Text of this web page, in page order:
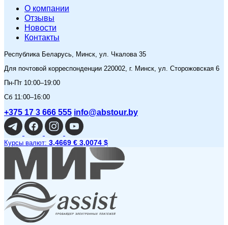
O компании
Отзывы
Новости
Контакты
Республика Беларусь, Минск, ул. Чкалова 35
Для почтовой корреспонденции 220002, г. Минск, ул. Сторожовская 6
Пн-Пт 10:00–19:00
Сб 11:00–16:00
+375 17 3 666 555 info@abstour.by
Курсы валют: 3,4669 € 3,0074 $